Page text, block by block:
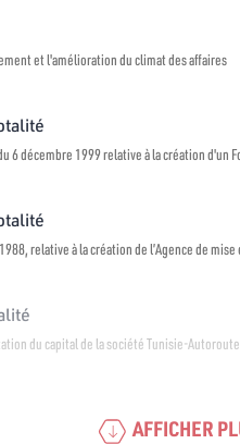
et l'amélioration du climat des affaires
6 décembre 1999 relative à la création
relative à la création de l’Agence de
du capital de la société Tunisie-
AFFICHER